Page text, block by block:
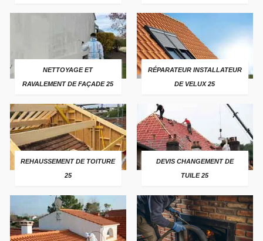
NETTOYAGE ET
RAVALEMENT DE FAÇADE 25
RÉPARATEUR INSTALLATEUR
DE VELUX 25
REHAUSSEMENT DE TOITURE
25
DEVIS CHANGEMENT DE
TUILE 25